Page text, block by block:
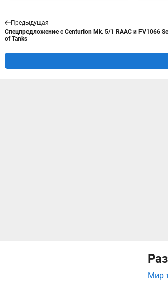
Предыдущая
Спецпредложение с Centurion Mk. 5/1 RAAC и FV1066
of Tanks
Мир